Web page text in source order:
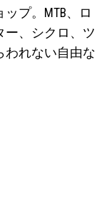
プ。MTB、ロ
ー、シクロ、ツ
われない自由な